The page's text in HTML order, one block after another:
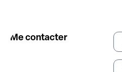
Me contacter